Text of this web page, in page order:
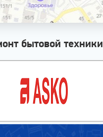
бытовой техники